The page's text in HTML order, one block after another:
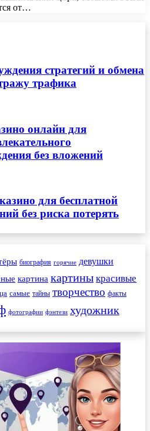
от…
стратегий и обмена
трафика
онлайн для
без вложений
для бесплатной
без риска потерять
биография горячие девушки
картина картины красивые
самые тайны творчество факты
фотографии фэнтези художник